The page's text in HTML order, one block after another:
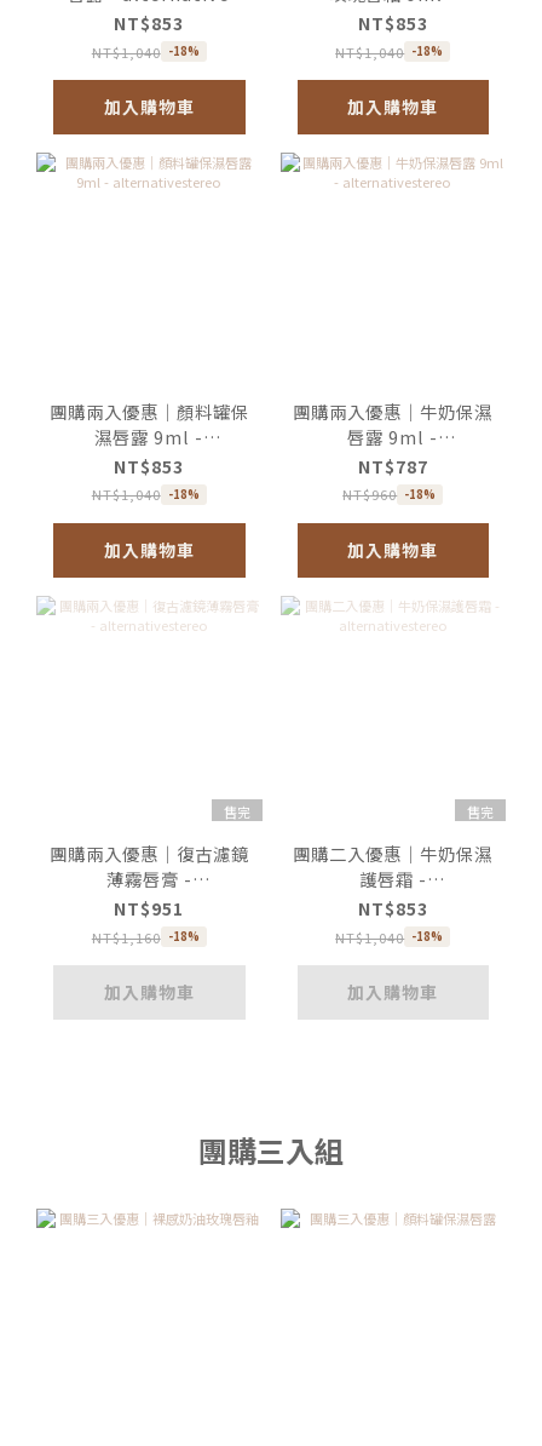
stereo
NT$853
NT$1,040 -18%
加入購物車
alternativestereo
NT$853
NT$1,040 -18%
加入購物車
團購兩入優惠｜顏料罐保
濕唇露 9ml -
alternativestereo
NT$853
NT$1,040 -18%
加入購物車
團購兩入優惠｜牛奶保濕
唇露 9ml -
alternativestereo
NT$787
NT$960 -18%
加入購物車
售完
團購兩入優惠｜復古濾鏡
薄霧唇膏 -
alternativestereo
NT$951
NT$1,160 -18%
加入購物車
售完
團購二入優惠｜牛奶保濕
護唇霜 -
alternativestereo
NT$853
NT$1,040 -18%
加入購物車
團購三入組